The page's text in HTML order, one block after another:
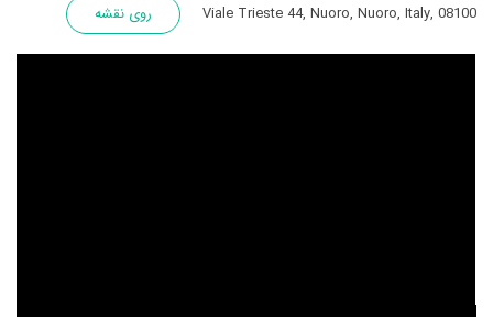
Viale Trieste 44, Nuoro, Nuoro, Italy, 08100 روی نقشه